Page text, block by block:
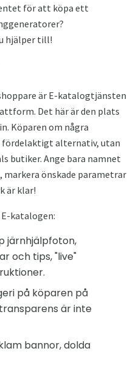
för att köpa ett
hjälper till!
är E-katalogtjänsten
Det här är den plats
Köparen om några
alternativ, utan
butiker. Ange bara namnet
önskade parametrar
är klar!
katalogen:
järnhjälpfoton,
och tips, "live"
på köparen på
är inte
bannor, dolda